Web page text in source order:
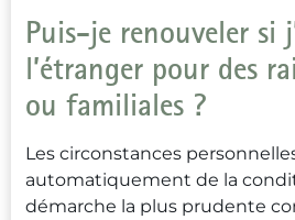
Puis-je renouveler si
l’étranger pour des
ou familiales ?
Les circonstances
automatiquement de la
démarche la plus prudente